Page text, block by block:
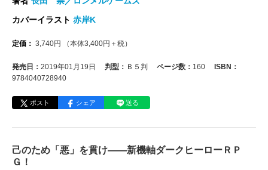
カバーイラスト 赤岸K
定価： 3,740円 （本体3,400円＋税）
発売日： 2019年01月19日 判型： Ｂ５判 ページ数： 160
ISBN：
9784040728940
ポスト シェア 送る
己のため「悪」を貫け――新機軸ダークヒーローＲＰ
Ｇ！